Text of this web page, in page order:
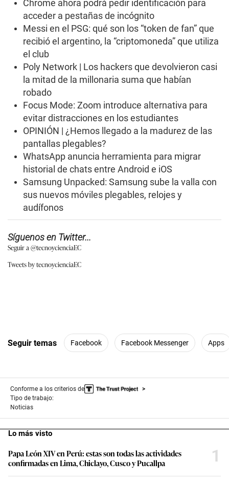
Chrome ahora podrá pedir identificación para
acceder a pestañas de incógnito
Messi en el PSG: qué son los “token de fan” que
recibió el argentino, la “criptomoneda” que utiliza
el club
Poly Network | Los hackers que devolvieron casi
la mitad de la millonaria suma que habían
robado
Focus Mode: Zoom introduce alternativa para
evitar distracciones en los estudiantes
OPINIÓN | ¿Hemos llegado a la madurez de las
pantallas plegables?
WhatsApp anuncia herramienta para migrar
historial de chats entre Android e iOS
Samsung Unpacked: Samsung sube la valla con
sus nuevos móviles plegables, relojes y
audífonos
Síguenos en Twitter...
Seguir a @tecnoycienciaEC
Tweets by tecnoycienciaEC
Seguir temas Facebook Facebook Messenger Apps
Conforme a los criterios de
Tipo de trabajo:
Noticias
Lo más visto
Papa León XIV en Perú: estas son todas las actividades
confirmadas en Lima, Chiclayo, Cusco y Pucallpa
1